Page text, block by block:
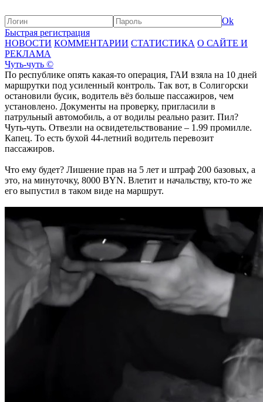
Ok
Быстрая регистрация
НОВОСТИ КОММЕНТАРИИ СТАТИСТИКА О САЙТЕ И
РЕКЛАМА
Чуть-чуть ©️
По республике опять какая-то операция, ГАИ взяла на 10 дней
маршрутки под усиленный контроль. Так вот, в Солигорски
остановили бусик, водитель вёз больше пассажиров, чем
установлено. Документы на проверку, пригласили в
патрульный автомобиль, а от водилы реально разит. Пил?
Чуть-чуть. Отвезли на освидетельствование – 1.99 промилле.
Капец. То есть бухой 44-летний водитель перевозит
пассажиров.
Что ему будет? Лишение прав на 5 лет и штраф 200 базовых, а
это, на минуточку, 8000 BYN. Влетит и начальству, кто-то же
его выпустил в таком виде на маршрут.